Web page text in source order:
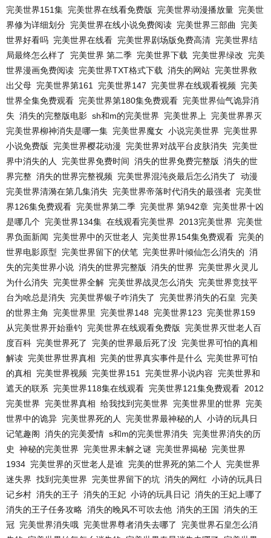
完美世界151集 完美世界在线看免费版 完美世界动漫播放量 完美世
界修为详细划分 完美世界在线小说免费阅读 完美世界三部曲
完美
世界好看吗 完美世界在线看 完美世界剧场版免费高清 完美世界结
局最终怎么样了
完美世界 第二季 完美世界下载 完美世界绿改
完美
世界漫画免费阅读 完美世界TXT格式下载 消失的网站 完美世界救
出父母 完美世界第161 完美世界147 完美世界在线观看视频 完美
世界全集免费观看 完美世界第180集免费观看 完美世界仙气诡异消
失 消失的完整版电影 sh和m的完美世界 完美世界上
完美世界界灭
完美世界柳神消失是哪一集 完美世界魔女 小说完美世界
完美世界
小说免费版
完美世界樱花动漫 完美世界对战平台皮肤消失
完美世
界中消失的人
完美世界免费时间 消失的世界免费完整版 消失的世
界完整 消失的世界完整视频 完美世界混沌炎最后怎么消失了
动漫
完美世界清漪在第几集消失
完美世界帝落时代消失的最强者 完美世
界126集免费观看 完美世界第二季 完美世界 第942章 完美世界十凶
是哪几个 完美世界134集 在线观看完美世界 2013完美世界
完美世
界负面新闻
完美世界中的灭世老人 完美世界154集免费观看 完美的
世界电影原型
完美世界留下的伏笔 完美世界叶倾仙怎么消失的 消
失的完美世界小说 消失的世界完整版 消失的世界
完美世界火灵儿
为什么消失
完美世界全解 完美世界战灵怎么消失
完美世界竞技平
台为啥总是消失
完美世界银子咋消失了 完美世界消失的石皇
完美
的世界主角
完美世界里 完美世界148 完美世界123
完美世界159
从完美世界开始垂钓
完美世界在线观看免费版
完美世界灭世老人百
度百科 完美世界死了 完美的世界最后死了没 完美世界可怕的真相
解读 完美世界世界真相 完美的世界真实事件是什么
完美世界可怕
的真相
完美世界视频 完美世界151 完美世界小说内容
完美世界和
遮天的联系
完美世界118集在线观看 完美世界121集免费观看 2012
完美世界
完美世界真相 给我找到完美世界 完美世界里的世界
完美
世界中的诡异 完美世界死的人 完美世界最神秘的人
小诗的玩具日
记笔趣阁 消失的完美爱情 s和m的完美世界消失
完美世界消失的历
史
神秘的完美世界 完美世界未解之谜 完美世界揭秘 完美世界
1934 完美世界的灭世老人是谁 完美的世界死的第二个人
完美世界
迷失界 找到完美世界 完美世界留下的坑 消失的网红 小诗的玩具日
记乡村 消失的王子 消失的王妃 小诗的玩具日记 消失的王妃上哪了
消失的王子任务攻略 消失的晚风不可吹去他 消失的王国
消失的王
冠 完美世界消失哦 完美世界尊者消失去哪了
完美世界石皇怎么消